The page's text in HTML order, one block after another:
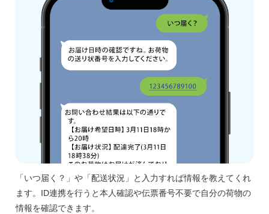
「いつ届く？」や「配送状況」と入力すれば情報を教えてくれ
ます。ID連携を行うと本人確認や伝票番号不要で自分の荷物の
情報を確認できます。